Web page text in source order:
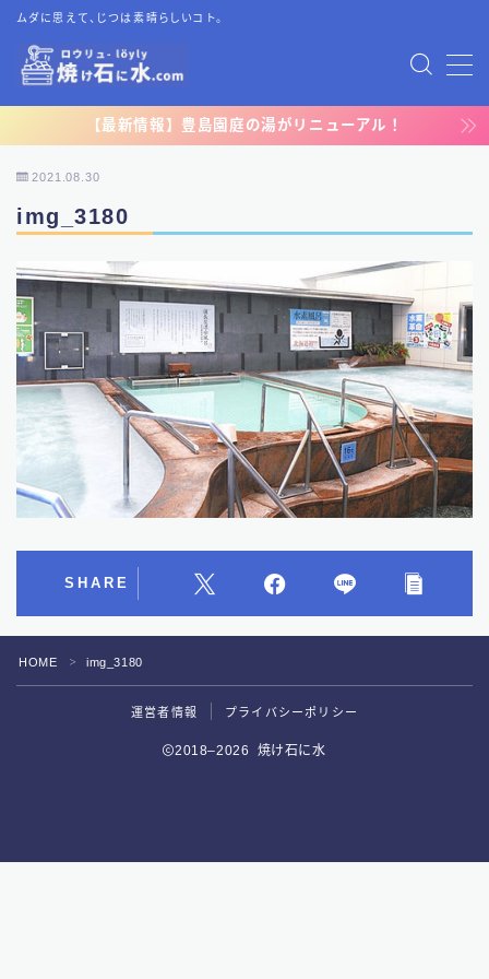
ムダに思えて、じつは素晴らしいコト。
MENU
TOP
プライバシーポリシー
運営者情報
お問い合わせ
【最新情報】豊島園庭の湯がリニューアル！
2021.08.30
img_3180
SHARE
HOME ＞ img_3180
運営者情報 プライバシーポリシー
2018–2026 焼け石に水